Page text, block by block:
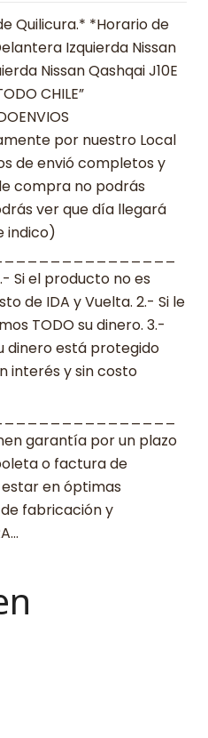
Quilicura.* *Horario de
Izquierda Nissan
Nissan Qashqai J10E
CHILE”
por nuestro Local
de envió completos y
compra no podrás
ver que día llegará
indico)
Si el producto no es
de IDA y Vuelta. 2.- Si le
TODO su dinero. 3.-
dinero está protegido
interés y sin costo
garantía por un plazo
o factura de
en óptimas
fabricación y